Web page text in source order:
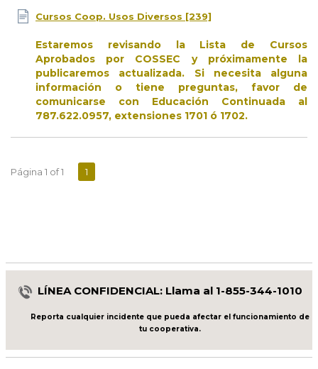
Cursos Coop. Usos Diversos [239]
Estaremos revisando la Lista de Cursos
Aprobados por COSSEC y próximamente la
publicaremos actualizada. Si necesita alguna
información o tiene preguntas, favor de
comunicarse con Educación Continuada al
787.622.0957, extensiones 1701 ó 1702.
Página 1 of 1 1
LÍNEA CONFIDENCIAL: Llama al 1-855-344-1010
Reporta cualquier incidente que pueda afectar el funcionamiento de
tu cooperativa.